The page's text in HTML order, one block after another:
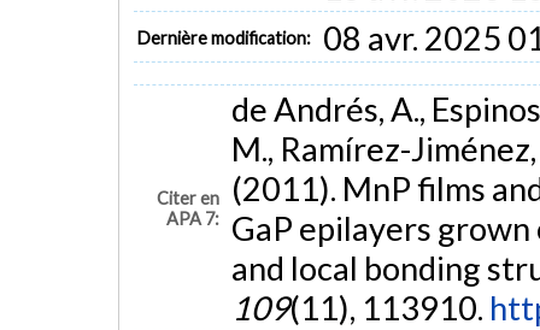
Dernière modification: 08 avr. 2025
Citer en
APA 7:
de Andrés, A.,
M., Ramírez-
(2011). MnP films
GaP epilayers
and local bonding
109(11), 113910.